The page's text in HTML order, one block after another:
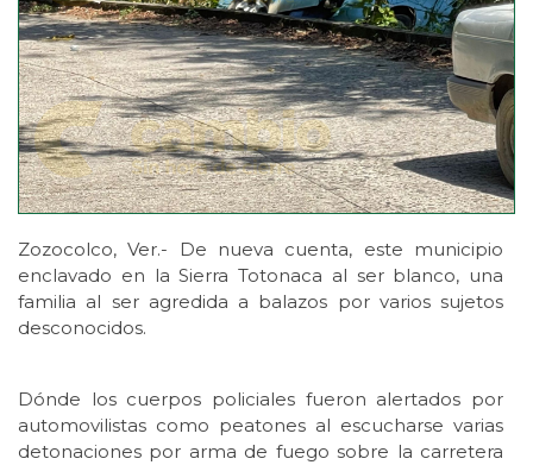
Zozocolco, Ver.- De nueva cuenta, este municipio
enclavado en la Sierra Totonaca al ser blanco, una
familia al ser agredida a balazos por varios sujetos
desconocidos.
Dónde los cuerpos policiales fueron alertados por
automovilistas como peatones al escucharse varias
detonaciones por arma de fuego sobre la carretera